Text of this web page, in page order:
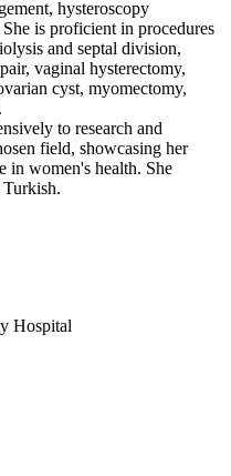
hysteroscopy
is proficient in procedures
and septal division,
vaginal hysterectomy,
cyst, myomectomy,
to research and
field, showcasing her
in women's health. She
Hospital